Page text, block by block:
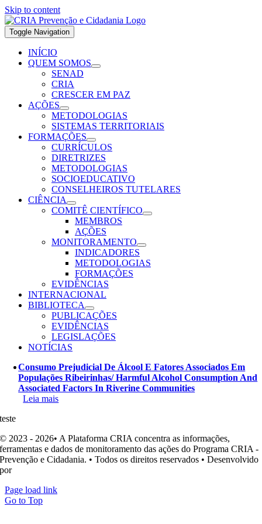
Skip to content
Toggle Navigation
INÍCIO
QUEM SOMOS
SENAD
CRIA
CRESCER EM PAZ
AÇÕES
METODOLOGIAS
SISTEMAS TERRITORIAIS
FORMAÇÕES
CURRÍCULOS
DIRETRIZES
METODOLOGIAS
SOCIOEDUCATIVO
CONSELHEIROS TUTELARES
CIÊNCIA
COMITÊ CIENTÍFICO
MEMBROS
AÇÕES
MONITORAMENTO
INDICADORES
METODOLOGIAS
FORMAÇÕES
EVIDÊNCIAS
INTERNACIONAL
BIBLIOTECA
PUBLICAÇÕES
EVIDÊNCIAS
LEGISLAÇÕES
NOTÍCIAS
Consumo Prejudicial De Álcool E Fatores Associados Em
Populações Ribeirinhas/ Harmful Alcohol Consumption And
Associated Factors In Riverine Communities
Leia mais
teste
© 2023 - 2026• A Plataforma CRIA concentra as informações,
ferramentas e dados de monitoramento das ações do Programa CRIA -
Prevenção e Cidadania. • Todos os direitos reservados • Desenvolvido
por
Page load link
Go to Top